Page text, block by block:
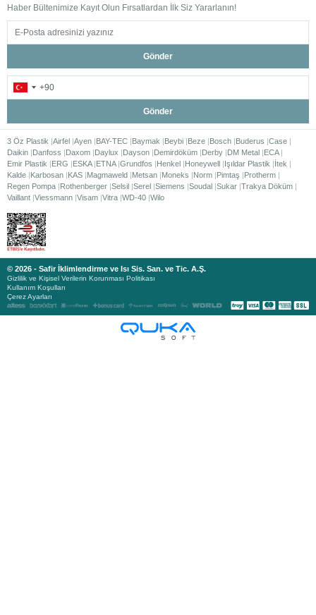
Haber Bültenimize Kayıt Olun Fırsatlardan İlk Siz Yararlanın!
Gönder
Gönder
3 Öz Plastik Airfel Ayen BAY-TEC Baymak Beybi Beze Bosch Buderus Case
Daikin Danfoss Daxom Daylux Dayson Demirdöküm Derby DM Metal ECA
Emir Plastik
ERG ESKA ETNA Grundfos Henkel Honeywell Işıldar Plastik
İtek
Kalde Karbosan KAS Magmaweld Metsan Moneks Norm Pimtaş
Protherm
Regen Pompa Rothenberger Selsil Serel Siemens Soudal Sukar Trakya Döküm
Vaillant Viessmann Visam Vitra WD-40 Wilo
© 2026 - Safir İklimlendirme ve Isı Sis. San. ve Tic. A.Ş.
Gizlilik ve Kişisel Verilerin Korunması Politikası
Kullanım Koşulları
Çerez Ayarları